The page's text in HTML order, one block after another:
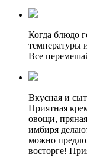
Когда блюдо
температуры
Все
Вкусная и
Приятная
овощи,
имбиря
можно
восторге!